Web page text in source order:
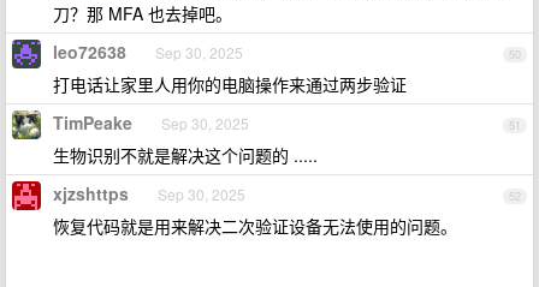
刀？那 MFA 也去掉吧。
50
leo72638 Sep 30, 2025
打电话让家里人用你的电脑操作来通过两步验证
51
TimPeake Sep 30, 2025
生物识别不就是解决这个问题的 .....
52
xjzshttps Sep 30, 2025
恢复代码就是用来解决二次验证设备无法使用的问题。